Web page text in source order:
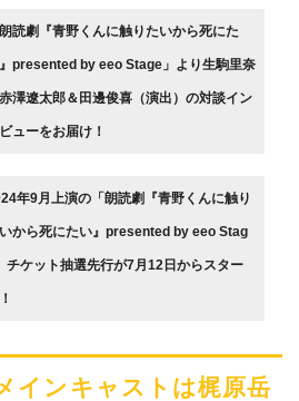
朗読劇『青野くんに触りたいから死にた
presented by eeo Stage」より生駒里奈
澤遼太郎＆田邊俊喜（演出）の対談イン
ューをお届け！
年9月上演の「朗読劇『青野くんに触り
から死にたい』presented by eeo Stag
チケット抽選先行が7月12日からスター
インキャストは梶原岳